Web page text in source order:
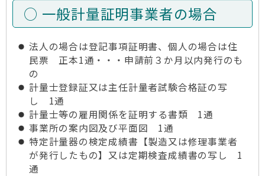
○ 一般計量証明事業者の場合
法人の場合は登記事項証明書、個人の場合は住
民票 正本1通・・・申請前３か月以内発行のも
の
計量士登録証又は主任計量者試験合格証の写
し 1通
計量士等の雇用関係を証明する書類 1通
事業所の案内図及び平面図 1通
特定計量器の検定成績書【製造又は修理事業者
が発行したもの】又は定期検査成績書の写し 1
通